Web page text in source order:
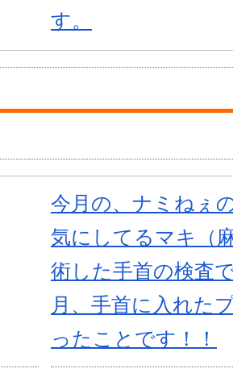
す。
今月の、ナミねぇ
気にしてるマキ（
術した手首の検査
月、手首に入れた
ったことです！！